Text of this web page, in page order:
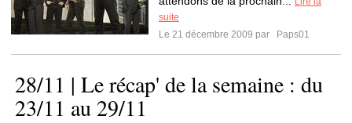
suite
Le 21 décembre 2009 par
Paps01
28/11 | Le récap' de la semaine : du
23/11 au 29/11